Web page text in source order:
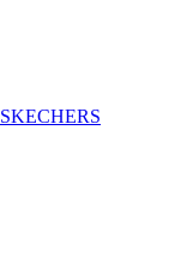
SKECHERS